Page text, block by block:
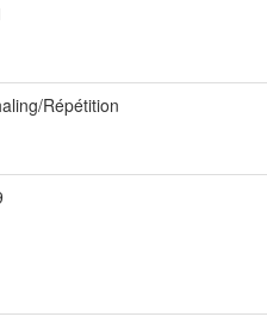
Répétition